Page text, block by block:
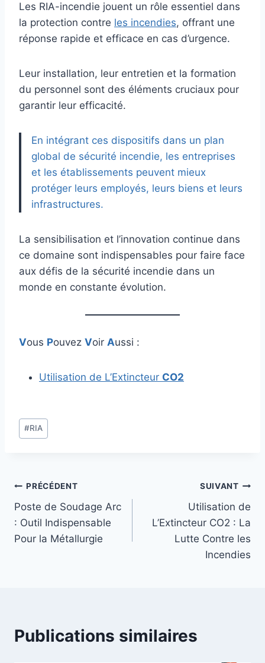
Les RIA-incendie jouent un rôle essentiel dans
la protection contre les incendies, offrant une
réponse rapide et efficace en cas d’urgence.
Leur installation, leur entretien et la formation
du personnel sont des éléments cruciaux pour
garantir leur efficacité.
En intégrant ces dispositifs dans un plan
global de sécurité incendie, les entreprises
et les établissements peuvent mieux
protéger leurs employés, leurs biens et leurs
infrastructures.
La sensibilisation et l’innovation continue dans
ce domaine sont indispensables pour faire face
aux défis de la sécurité incendie dans un
monde en constante évolution.
Vous Pouvez Voir Aussi :
Utilisation de L’Extincteur CO2
Étiquettes
de
#RIA
Navigation
de
l’article
PRÉCÉDENT
Poste de Soudage Arc
: Outil Indispensable
Pour la Métallurgie
SUIVANT
Utilisation de
L’Extincteur CO2 : La
Lutte Contre les
Incendies
Publications similaires